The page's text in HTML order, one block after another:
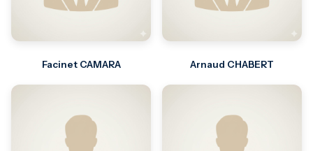
Facinet CAMARA Arnaud CHABERT